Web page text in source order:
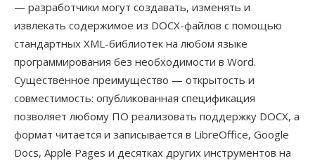
— разработчики могут создавать, изменять и
извлекать содержимое из DOCX-файлов с помощью
стандартных XML-библиотек на любом языке
программирования без необходимости в Word.
Существенное преимущество — открытость и
совместимость: опубликованная спецификация
позволяет любому ПО реализовать поддержку DOCX, а
формат читается и записывается в LibreOffice, Google
Docs, Apple Pages и десятках других инструментов на